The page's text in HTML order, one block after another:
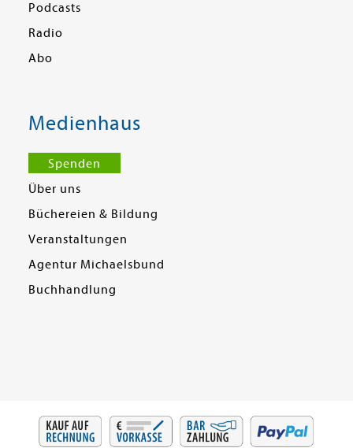
Podcasts
Radio
Abo
Medienhaus
Spenden
Über uns
Büchereien & Bildung
Veranstaltungen
Agentur Michaelsbund
Buchhandlung